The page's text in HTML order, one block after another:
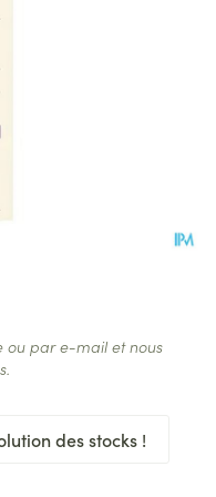
des stocks !
ou par e-mail et nous